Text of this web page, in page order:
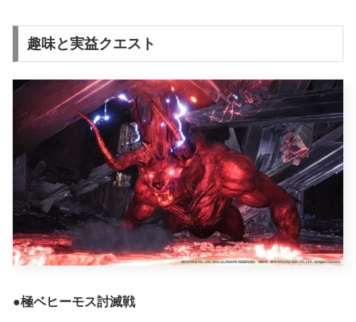
趣味と実益クエスト
●極ベヒーモス討滅戦